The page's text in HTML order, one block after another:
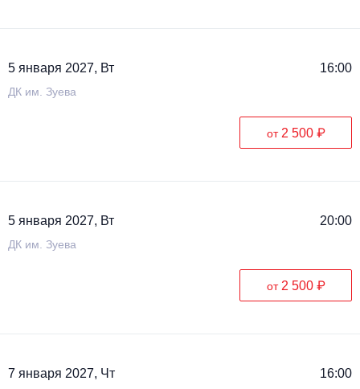
5 января 2027, Вт 16:00
ДК им. Зуева
от 2 500 ₽
5 января 2027, Вт 20:00
ДК им. Зуева
от 2 500 ₽
7 января 2027, Чт 16:00